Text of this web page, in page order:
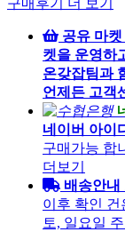
구매후기 더 보기
공유 마켓
켓을 운영하
온갖잡팀과
언제든 고객
네이버 아이
구매가능 합
더보기
배송안내
이후 확인
토, 일요일